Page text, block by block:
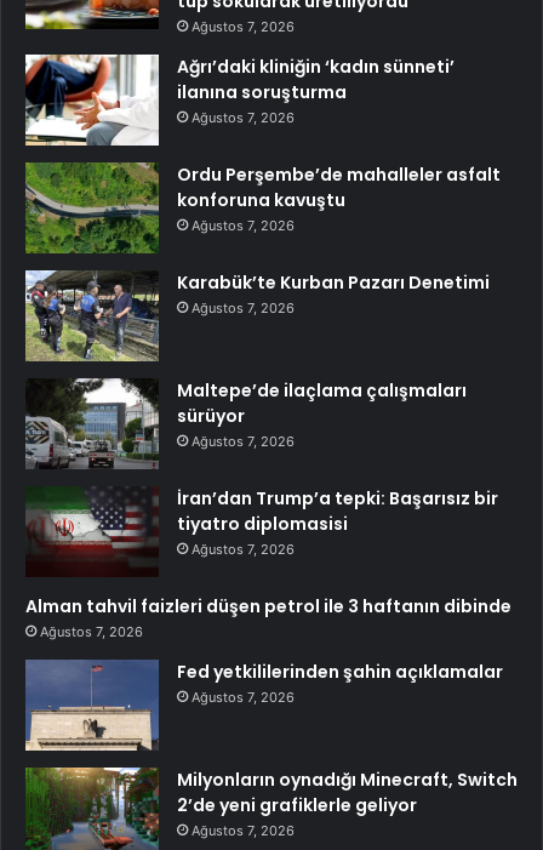
Ağustos 7, 2026
Ağrı’daki kliniğin ‘kadın sünneti’
ilanına soruşturma
Ağustos 7, 2026
Ordu Perşembe’de mahalleler asfalt
konforuna kavuştu
Ağustos 7, 2026
Karabük’te Kurban Pazarı Denetimi
Ağustos 7, 2026
Maltepe’de ilaçlama çalışmaları
sürüyor
Ağustos 7, 2026
İran’dan Trump’a tepki: Başarısız bir
tiyatro diplomasisi
Ağustos 7, 2026
Alman tahvil faizleri düşen petrol ile 3 haftanın dibinde
Ağustos 7, 2026
Fed yetkililerinden şahin açıklamalar
Ağustos 7, 2026
Milyonların oynadığı Minecraft, Switch
2’de yeni grafiklerle geliyor
Ağustos 7, 2026